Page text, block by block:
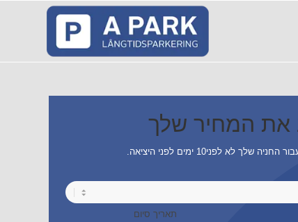
המחיר שלך
שלך לא לפני10 ימים לפני היציאה.
תאריך סיום